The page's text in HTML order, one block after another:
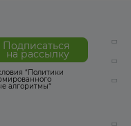
Подписаться
на рассылку
“Политики
алгоритмы“